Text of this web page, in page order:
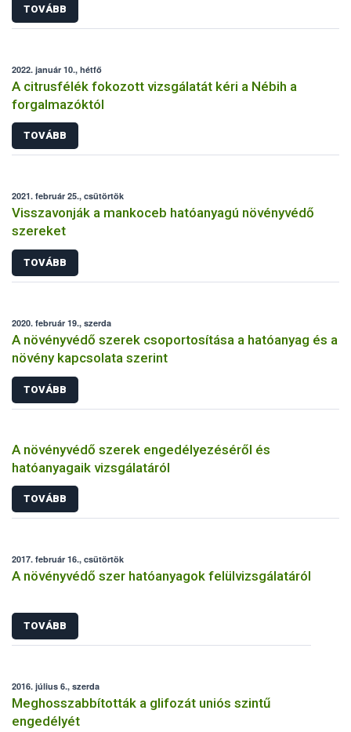
TOVÁBB
2022. január 10., hétfő
A citrusfélék fokozott vizsgálatát kéri a Nébih a
forgalmazóktól
TOVÁBB
2021. február 25., csütörtök
Visszavonják a mankoceb hatóanyagú növényvédő
szereket
TOVÁBB
2020. február 19., szerda
A növényvédő szerek csoportosítása a hatóanyag és a
növény kapcsolata szerint
TOVÁBB
A növényvédő szerek engedélyezéséről és
hatóanyagaik vizsgálatáról
TOVÁBB
2017. február 16., csütörtök
A növényvédő szer hatóanyagok felülvizsgálatáról
TOVÁBB
2016. július 6., szerda
Meghosszabbították a glifozát uniós szintű
engedélyét